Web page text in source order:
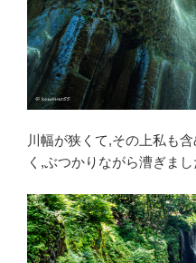
川幅が狭くて,その上私も
く,ぶつかりながら漕ぎまし